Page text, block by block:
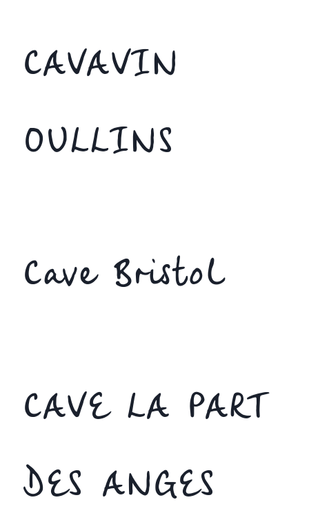
CAVAVIN
OULLINS
Cave Bristol
CAVE LA PART
DES ANGES